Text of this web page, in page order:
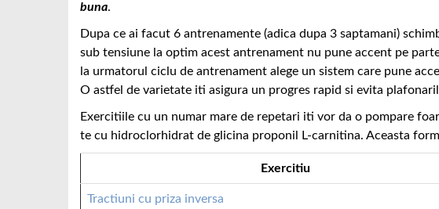
buna.
Dupa ce ai facut 6 antrenamente (adica dupa 3 saptamani)
sub tensiune la optim acest antrenament nu pune accent pe
la urmatorul ciclu de antrenament alege un sistem care pune
O astfel de varietate iti asigura un progres rapid si evita
Exercitiile cu un numar mare de repetari iti vor da o pompare
te cu hidroclorhidrat de glicina proponil L-carnitina. Aceasta
Exercitiu
Tractiuni cu priza inversa